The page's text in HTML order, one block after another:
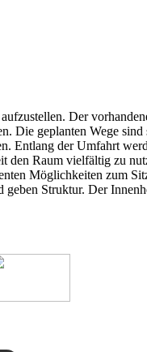
Der
Die geplanten Wege sind
Entlang der Umfahrt
Raum vielfältig zu
Möglichkeiten zum
Struktur. Der